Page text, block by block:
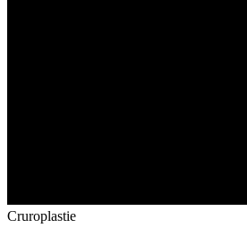
Cruroplastie